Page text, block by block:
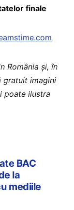
finale
România şi, în
gratuit imagini
poate ilustra
BAC
la
mediile